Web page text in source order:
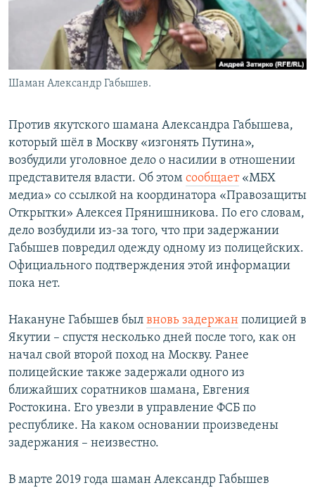
Шаман Александр Габышев.
Против якутского шамана Александра Габышева,
который шёл в Москву «изгонять Путина»,
возбудили уголовное дело о насилии в отношении
представителя власти. Об этом сообщает«МБХ
медиа» со ссылкой на координатора «Правозащиты
Открытки» Алексея Прянишникова. По его словам,
дело возбудили из-за того, что при задержании
Габышев повредил одежду одному из полицейских.
Официального подтверждения этой информации
пока нет.
Накануне Габышев был вновь задержан полицией в
Якутии – спустя несколько дней после того, как он
начал свой второй поход на Москву. Ранее
полицейские также задержали одного из
ближайших соратников шамана, Евгения
Ростокина. Его увезли в управление ФСБ по
республике. На каком основании произведены
задержания – неизвестно.
В марте 2019 года шаман Александр Габышев